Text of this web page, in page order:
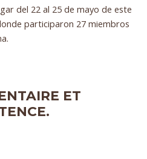
del 22 al 25 de mayo de este
participaron 27 miembros
ET